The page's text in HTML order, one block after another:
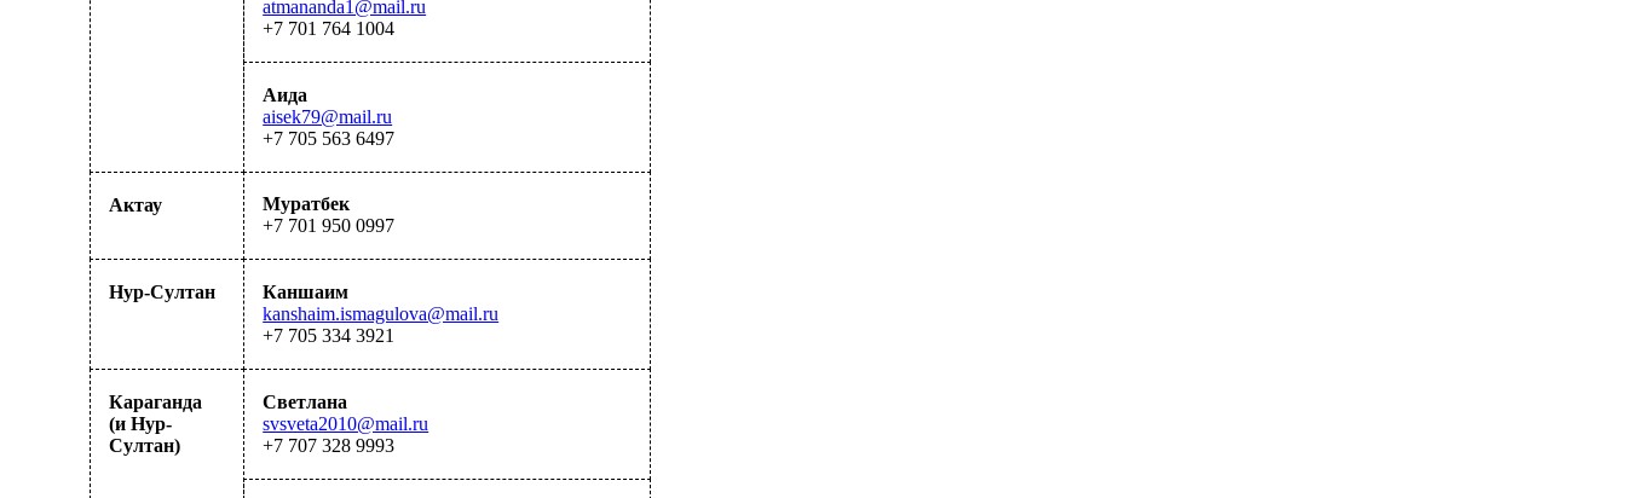
atmananda1@mail.ru
+7 701 764 1004
Аида
aisek79@mail.ru
+7 705 563 6497
Актау
Муратбек
+7 701 950 0997
Нур-Султан
Каншаим
kanshaim.ismagulova@mail.ru
+7 705 334 3921
Караганда
(и Нур-
Султан)
Светлана
svsveta2010@mail.ru
+7 707 328 9993